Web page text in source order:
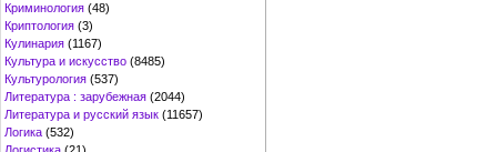
Криминология (48)
Криптология (3)
Кулинария (1167)
Культура и искусство (8485)
Культурология (537)
Литература : зарубежная (2044)
Литература и русский язык (11657)
Логика (532)